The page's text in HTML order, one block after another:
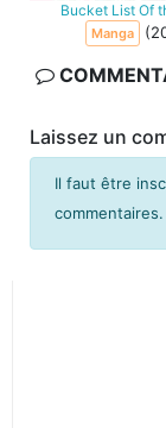
Bucket List Of
Manga
Laissez un
Il faut être
commentaires.